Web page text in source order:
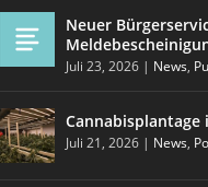
Neuer
Juli 23, 2026 | News,
Juli 21, 2026 | News,